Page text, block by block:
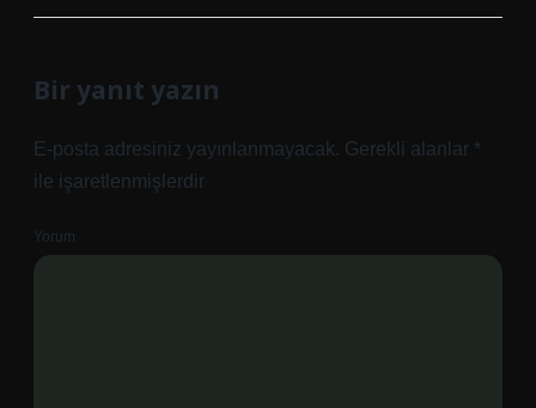
Bir yanıt yazın
E-posta adresiniz yayınlanmayacak. Gerekli alanlar *
ile işaretlenmişlerdir
Yorum